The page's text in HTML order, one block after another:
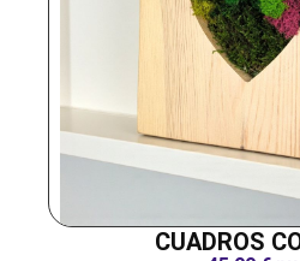
CUADROS